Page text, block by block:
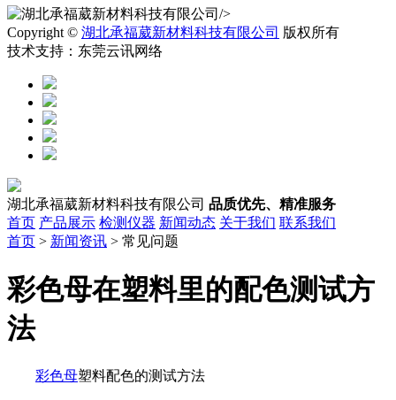
/>
Copyright © 湖北承福葳新材料科技有限公司 版权所有
技术支持：东莞云讯网络
湖北承福葳新材料科技有限公司 品质优先、精准服务
首页 产品展示 检测仪器 新闻动态 关于我们 联系我们
首页 > 新闻资讯 > 常见问题
彩色母在塑料里的配色测试方
法
彩色母塑料配色的测试方法